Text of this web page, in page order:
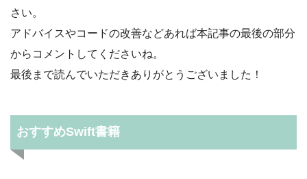
さい。
アドバイスやコードの改善などあれば本記事の最後の部分
からコメントしてくださいね。
最後まで読んでいただきありがとうございました！
おすすめSwift書籍